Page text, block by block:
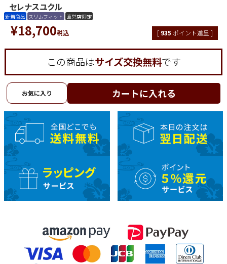
セレナスユクル
新着商品 スリムフィット 直営店限定
¥18,700税込 [ 935 ポイント進呈 ]
この商品はサイズ交換無料です
カートに入れる